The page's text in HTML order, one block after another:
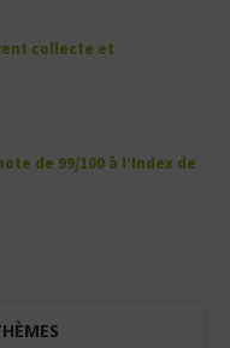
collecte et
de 99/100 à l’Index de